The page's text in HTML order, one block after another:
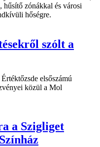
zónákkal és városi
hőségre.
szólt a
elsőszámú
közül a Mol
a Szigliget